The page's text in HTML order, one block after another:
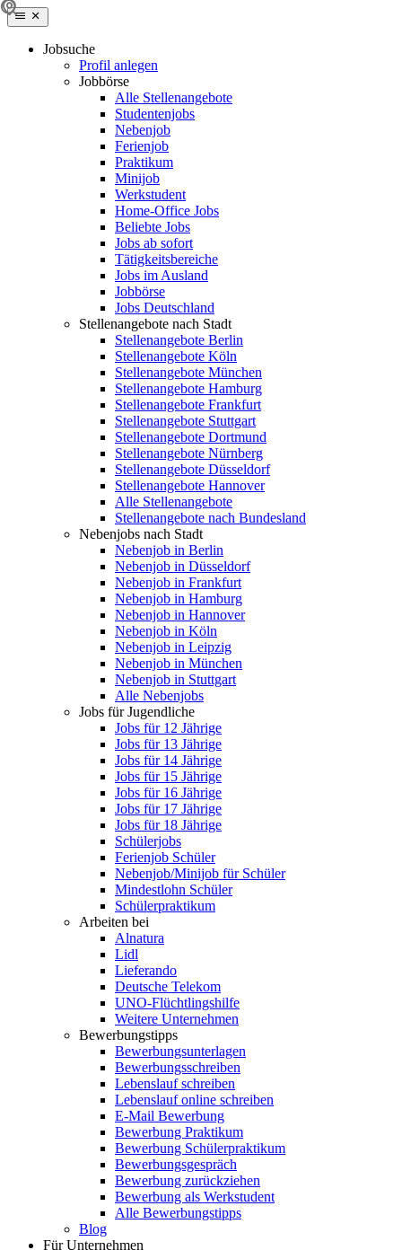
Jobsuche
Profil anlegen
Jobbörse
Alle Stellenangebote
Studentenjobs
Nebenjob
Ferienjob
Praktikum
Minijob
Werkstudent
Home-Office Jobs
Beliebte Jobs
Jobs ab sofort
Tätigkeitsbereiche
Jobs im Ausland
Jobbörse
Jobs Deutschland
Stellenangebote nach Stadt
Stellenangebote Berlin
Stellenangebote Köln
Stellenangebote München
Stellenangebote Hamburg
Stellenangebote Frankfurt
Stellenangebote Stuttgart
Stellenangebote Dortmund
Stellenangebote Nürnberg
Stellenangebote Düsseldorf
Stellenangebote Hannover
Alle Stellenangebote
Stellenangebote nach Bundesland
Nebenjobs nach Stadt
Nebenjob in Berlin
Nebenjob in Düsseldorf
Nebenjob in Frankfurt
Nebenjob in Hamburg
Nebenjob in Hannover
Nebenjob in Köln
Nebenjob in Leipzig
Nebenjob in München
Nebenjob in Stuttgart
Alle Nebenjobs
Jobs für Jugendliche
Jobs für 12 Jährige
Jobs für 13 Jährige
Jobs für 14 Jährige
Jobs für 15 Jährige
Jobs für 16 Jährige
Jobs für 17 Jährige
Jobs für 18 Jährige
Schülerjobs
Ferienjob Schüler
Nebenjob/Minijob für Schüler
Mindestlohn Schüler
Schülerpraktikum
Arbeiten bei
Alnatura
Lidl
Lieferando
Deutsche Telekom
UNO-Flüchtlingshilfe
Weitere Unternehmen
Bewerbungstipps
Bewerbungsunterlagen
Bewerbungsschreiben
Lebenslauf schreiben
Lebenslauf online schreiben
E-Mail Bewerbung
Bewerbung Praktikum
Bewerbung Schülerpraktikum
Bewerbungsgespräch
Bewerbung zurückziehen
Bewerbung als Werkstudent
Alle Bewerbungstipps
Blog
Für Unternehmen